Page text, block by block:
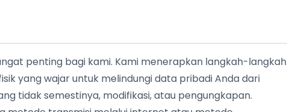
penting bagi kami. Kami menerapkan langkah-langkah
yang wajar untuk melindungi data pribadi Anda dari
tidak semestinya, modifikasi, atau pengungkapan.